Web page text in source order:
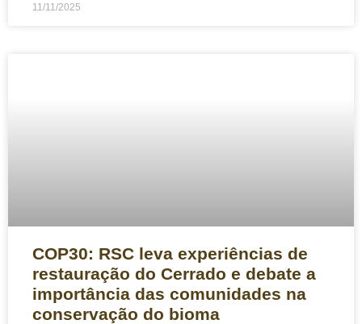
11/11/2025
COP30: RSC leva experiências de
restauração do Cerrado e debate a
importância das comunidades na
conservação do bioma